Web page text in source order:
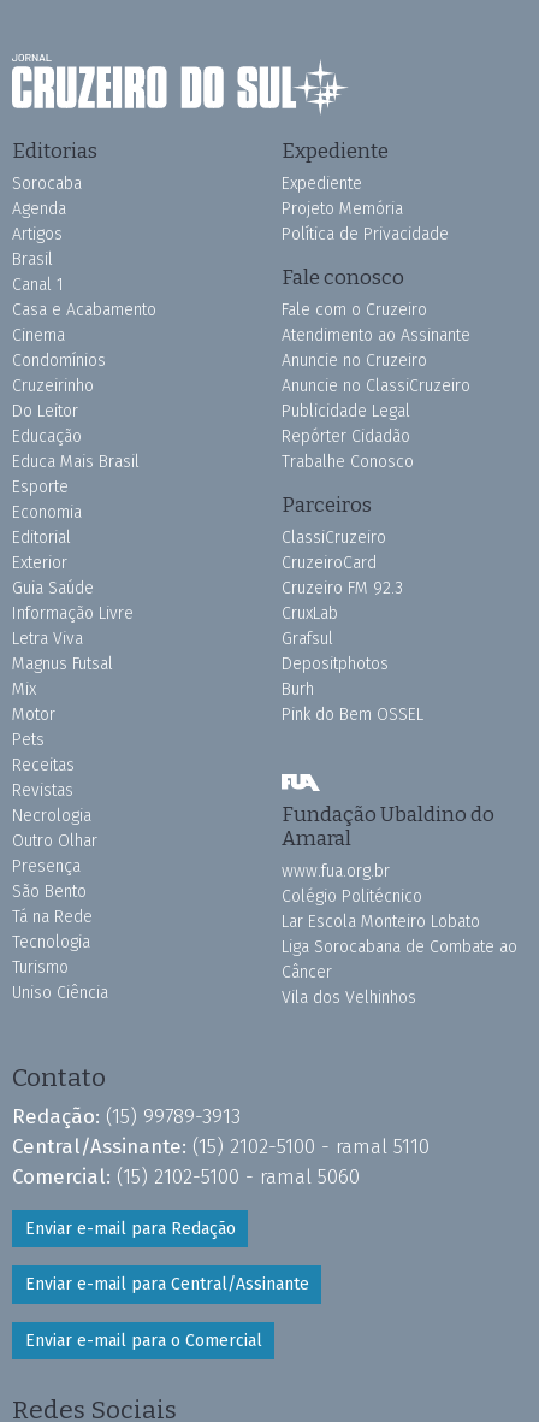
Editorias
Sorocaba
Agenda
Artigos
Brasil
Canal 1
Casa e Acabamento
Cinema
Condomínios
Cruzeirinho
Do Leitor
Educação
Educa Mais Brasil
Esporte
Economia
Editorial
Exterior
Guia Saúde
Informação Livre
Letra Viva
Magnus Futsal
Mix
Motor
Pets
Receitas
Revistas
Necrologia
Outro Olhar
Presença
São Bento
Tá na Rede
Tecnologia
Turismo
Uniso Ciência
Expediente
Expediente
Projeto Memória
Política de Privacidade
Fale conosco
Fale com o Cruzeiro
Atendimento ao Assinante
Anuncie no Cruzeiro
Anuncie no ClassiCruzeiro
Publicidade Legal
Repórter Cidadão
Trabalhe Conosco
Parceiros
ClassiCruzeiro
CruzeiroCard
Cruzeiro FM 92.3
CruxLab
Grafsul
Depositphotos
Burh
Pink do Bem OSSEL
Fundação Ubaldino do
Amaral
www.fua.org.br
Colégio Politécnico
Lar Escola Monteiro Lobato
Liga Sorocabana de Combate ao
Câncer
Vila dos Velhinhos
Contato
Redação: (15) 99789-3913
Central/Assinante: (15) 2102-5100 - ramal 5110
Comercial: (15) 2102-5100 - ramal 5060
Enviar e-mail para Redação
Enviar e-mail para Central/Assinante
Enviar e-mail para o Comercial
Redes Sociais